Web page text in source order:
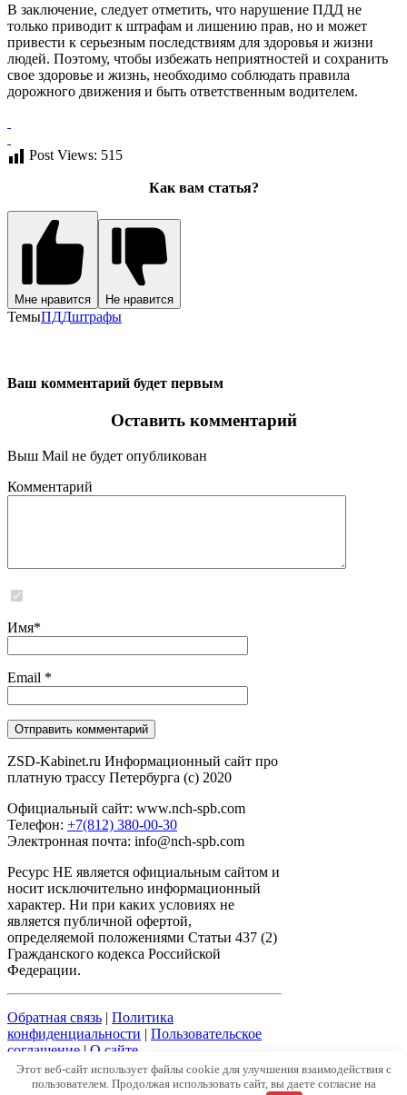
В заключение, следует отметить, что нарушение ПДД не
только приводит к штрафам и лишению прав, но и может
привести к серьезным последствиям для здоровья и жизни
людей. Поэтому, чтобы избежать неприятностей и сохранить
свое здоровье и жизнь, необходимо соблюдать правила
дорожного движения и быть ответственным водителем.
Post Views: 515
Как вам статья?
Мне нравится Не нравится
ТемыПДДштрафы
Ваш комментарий будет первым
Оставить комментарий
Выш Mail не будет опубликован
Комментарий
Имя*
Email *
ZSD-Kabinet.ru Информационный сайт про
платную трассу Петербурга (c) 2020
Официальный сайт: www.nch-spb.com
Телефон: +7(812) 380-00-30
Электронная почта: info@nch-spb.com
Ресурс НЕ является официальным сайтом и
носит исключительно информационный
характер. Ни при каких условиях не
является публичной офертой,
определяемой положениями Статьи 437 (2)
Гражданского кодекса Российской
Федерации.
Обратная связь | Политика
конфиденциальности | Пользовательское
соглашение | О сайте
Этот веб-сайт использует файлы cookie для улучшения взаимодействия с
пользователем. Продолжая использовать сайт, вы даете согласие на